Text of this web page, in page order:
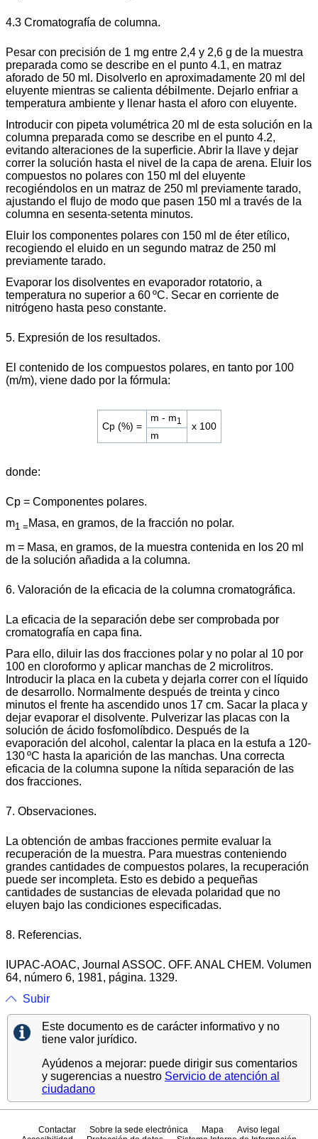
4.3 Cromatografía de columna.
Pesar con precisión de 1 mg entre 2,4 y 2,6 g de la muestra
preparada como se describe en el punto 4.1, en matraz
aforado de 50 ml. Disolverlo en aproximadamente 20 ml del
eluyente mientras se calienta débilmente. Dejarlo enfriar a
temperatura ambiente y llenar hasta el aforo con eluyente.
Introducir con pipeta volumétrica 20 ml de esta solución en la
columna preparada como se describe en el punto 4.2,
evitando alteraciones de la superficie. Abrir la llave y dejar
correr la solución hasta el nivel de la capa de arena. Eluir los
compuestos no polares con 150 ml del eluyente
recogiéndolos en un matraz de 250 ml previamente tarado,
ajustando el flujo de modo que pasen 150 ml a través de la
columna en sesenta-setenta minutos.
Eluir los componentes polares con 150 ml de éter etílico,
recogiendo el eluido en un segundo matraz de 250 ml
previamente tarado.
Evaporar los disolventes en evaporador rotatorio, a
temperatura no superior a 60 ºC. Secar en corriente de
nitrógeno hasta peso constante.
5. Expresión de los resultados.
El contenido de los compuestos polares, en tanto por 100
(m/m), viene dado por la fórmula:
Cp (%) =
m - m1
x 100
m
donde:
Cp = Componentes polares.
m1 = Masa, en gramos, de la fracción no polar.
m = Masa, en gramos, de la muestra contenida en los 20 ml
de la solución añadida a la columna.
6. Valoración de la eficacia de la columna cromatográfica.
La eficacia de la separación debe ser comprobada por
cromatografía en capa fina.
Para ello, diluir las dos fracciones polar y no polar al 10 por
100 en cloroformo y aplicar manchas de 2 microlitros.
Introducir la placa en la cubeta y dejarla correr con el líquido
de desarrollo. Normalmente después de treinta y cinco
minutos el frente ha ascendido unos 17 cm. Sacar la placa y
dejar evaporar el disolvente. Pulverizar las placas con la
solución de ácido fosfomolíbdico. Después de la
evaporación del alcohol, calentar la placa en la estufa a 120-
130 ºC hasta la aparición de las manchas. Una correcta
eficacia de la columna supone la nítida separación de las
dos fracciones.
7. Observaciones.
La obtención de ambas fracciones permite evaluar la
recuperación de la muestra. Para muestras conteniendo
grandes cantidades de compuestos polares, la recuperación
puede ser incompleta. Esto es debido a pequeñas
cantidades de sustancias de elevada polaridad que no
eluyen bajo las condiciones especificadas.
8. Referencias.
IUPAC-AOAC, Journal ASSOC. OFF. ANAL CHEM. Volumen
64, número 6, 1981, página. 1329.
Subir
Este documento es de carácter informativo y no
tiene valor jurídico.
Ayúdenos a mejorar: puede dirigir sus comentarios
y sugerencias a nuestro Servicio de atención al
ciudadano
Contactar Sobre la sede electrónica Mapa
Aviso legal